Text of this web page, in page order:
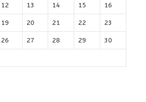
12 13 14 15 16
19 20 21 22 23
26 27 28 29 30